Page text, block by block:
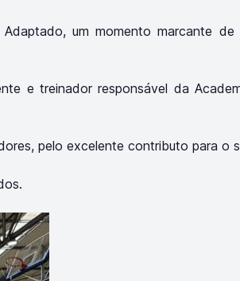
um momento marcante
e treinador responsável da
pelo excelente contributo para o